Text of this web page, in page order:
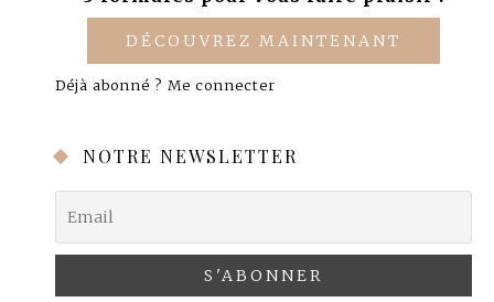
DÉCOUVREZ MAINTENANT
Déjà abonné ? Me connecter
NOTRE NEWSLETTER